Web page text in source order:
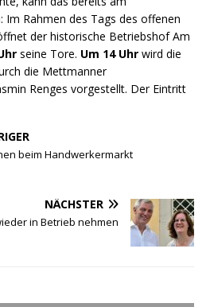
Rahmen des Tags des offenen
der historische Betriebshof Am
seine Tore. Um 14 Uhr wird die
die Mettmanner
Renges vorgestellt. Der Eintritt
beim Handwerkermarkt
NÄCHSTER
in Betrieb nehmen